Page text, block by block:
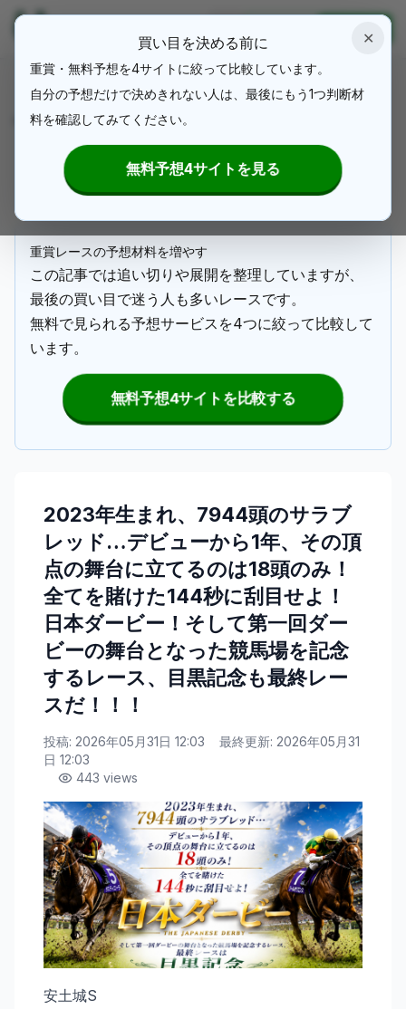
ホ
ー
dark2025
2023年生まれ、7944頭のサラブレッド…
デビューから1年、その頂点の舞台に立てる
のは18頭のみ！全てを賭けた144秒に刮目
せよ！日本ダービー！そして第一回ダービ
ーの舞台となった競馬場を記念するレー
ス、目黒記念も最終レースだ！！！
重賞レースの予想材料を増やす
この記事では追い切りや展開を整理していますが、
最後の買い目で迷う人も多いレースです。
無料で見られる予想サービスを4つに絞って比較して
います。
無料予想4サイトを比較する
2023年生まれ、7944頭のサラブ
レッド…デビューから1年、その頂
点の舞台に立てるのは18頭のみ！
全てを賭けた144秒に刮目せよ！
日本ダービー！そして第一回ダー
ビーの舞台となった競馬場を記念
するレース、目黒記念も最終レー
スだ！！！
投稿: 2026年05月31日 12:03 最終更新: 2026年05月31
日 12:03
443 views
安土城S
✕
買い目を決める前に
重賞・無料予想を4サイトに絞って比較しています。
自分の予想だけで決めきれない人は、最後にもう1つ判断材
料を確認してみてください。
無料予想4サイトを見る